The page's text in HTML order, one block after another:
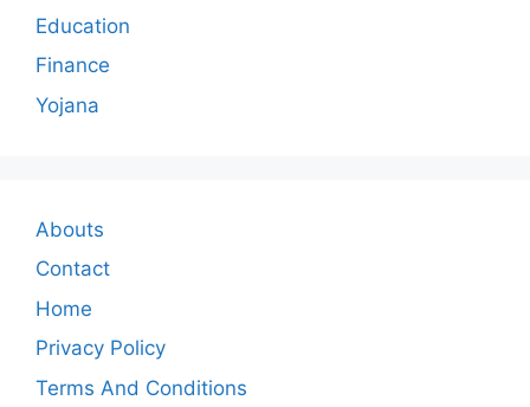
Education
Finance
Yojana
Abouts
Contact
Home
Privacy Policy
Terms And Conditions